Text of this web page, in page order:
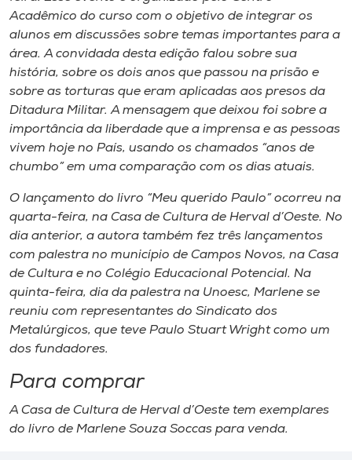
Acadêmico do curso com o objetivo de integrar os
alunos em discussões sobre temas importantes para a
área. A convidada desta edição falou sobre sua
história, sobre os dois anos que passou na prisão e
sobre as torturas que eram aplicadas aos presos da
Ditadura Militar. A mensagem que deixou foi sobre a
importância da liberdade que a imprensa e as pessoas
vivem hoje no País, usando os chamados “anos de
chumbo” em uma comparação com os dias atuais.
O lançamento do livro “Meu querido Paulo” ocorreu na
quarta-feira, na Casa de Cultura de Herval d’Oeste. No
dia anterior, a autora também fez três lançamentos
com palestra no município de Campos Novos, na Casa
de Cultura e no Colégio Educacional Potencial. Na
quinta-feira, dia da palestra na Unoesc, Marlene se
reuniu com representantes do Sindicato dos
Metalúrgicos, que teve Paulo Stuart Wright como um
dos fundadores.
Para comprar
A Casa de Cultura de Herval d’Oeste tem exemplares
do livro de Marlene Souza Soccas para venda.